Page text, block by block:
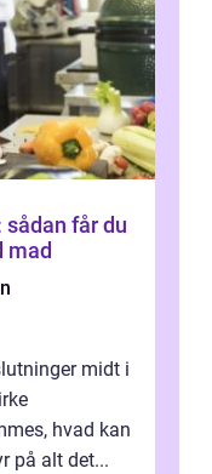
får du
mad
midt i
hvad kan
på alt det...